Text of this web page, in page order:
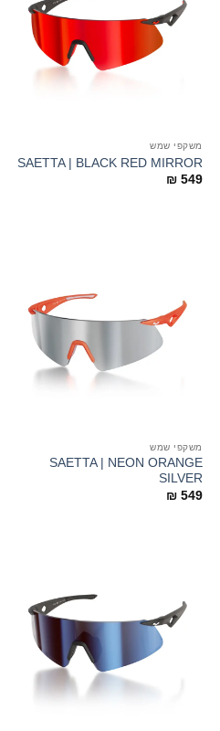
משקפי שמש
SAETTA | BLACK RED MIRROR
₪ 549
משקפי שמש
SAETTA | NEON ORANGE
SILVER
₪ 549